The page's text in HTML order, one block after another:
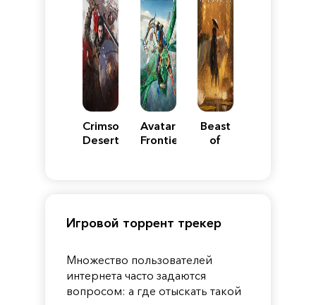
Crimson
Desert
Avatar:
Frontiers
Beast
of
Игровой торрент трекер
Множество пользователей
интернета часто задаются
вопросом: а где отыскать такой